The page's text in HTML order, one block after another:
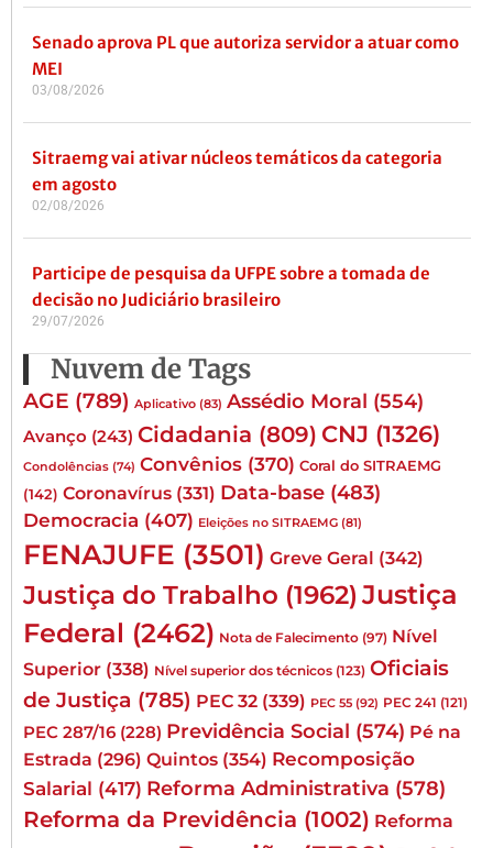
Senado aprova PL que autoriza servidor a atuar como
MEI
03/08/2026
Sitraemg vai ativar núcleos temáticos da categoria
em agosto
02/08/2026
Participe de pesquisa da UFPE sobre a tomada de
decisão no Judiciário brasileiro
29/07/2026
Nuvem de Tags
AGE (789) Aplicativo (83) Assédio Moral (554)
Avanço (243) Cidadania (809) CNJ (1326)
Condolências (74) Convênios (370) Coral do SITRAEMG
(142) Coronavírus (331) Data-base (483)
Democracia (407) Eleições no SITRAEMG (81)
FENAJUFE (3501) Greve Geral (342)
Justiça do Trabalho (1962) Justiça
Federal (2462) Nota de Falecimento (97) Nível
Superior (338) Nível superior dos técnicos (123) Oficiais
de Justiça (785) PEC 32 (339) PEC 55 (92) PEC 241 (121)
PEC 287/16 (228) Previdência Social (574) Pé na
Estrada (296) Quintos (354) Recomposição
Salarial (417) Reforma Administrativa (578)
Reforma da Previdência (1002) Reforma